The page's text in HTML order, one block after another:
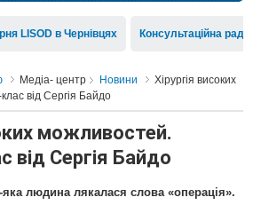
LISOD в Чернівцях Консультаційна рада
Медіа- центр Новини
Хірургія високих
від Сергія Байдо
можливостей.
від Сергія Байдо
людина лякалася слова «операція».